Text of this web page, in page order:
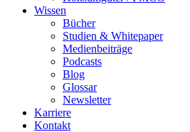
Wissen
Bücher
Studien & Whitepaper
Medienbeiträge
Podcasts
Blog
Glossar
Newsletter
Karriere
Kontakt